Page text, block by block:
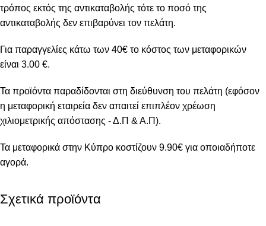
τρόπος εκτός της αντικαταβολής τότε το ποσό της
αντικαταβολής δεν επιβαρύνει τον πελάτη.
Για παραγγελίες κάτω των 40€ το κόστος των μεταφορικών
είναι 3.00 €.
Τα προϊόντα παραδίδονται στη διεύθυνση του πελάτη (εφόσον
η μεταφορική εταιρεία δεν απαιτεί επιπλέον χρέωση
χιλιομετρικής απόστασης - Δ.Π & Α.Π).
Τα μεταφορικά στην Κύπρο κοστίζουν 9.90€ για οποιαδήποτε
αγορά.
Σχετικά προϊόντα